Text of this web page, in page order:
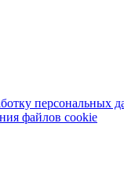
персональных
файлов cookie